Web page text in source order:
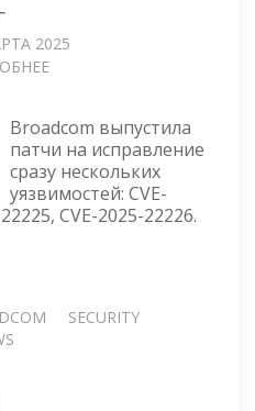
2025
ESXI
(CVE-
2025-
22224,
CVE-
2025-
Broadcom выпустила
патчи на исправление
сразу нескольких
уязвимостей: CVE-
CVE-2025-22226.
SECURITY